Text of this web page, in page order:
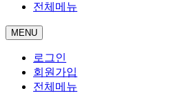
전체메뉴
MENU
로그인
회원가입
전체메뉴